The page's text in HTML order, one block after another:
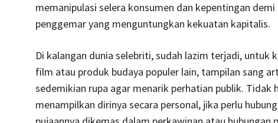
memanipulasi selera konsumen dan kepentingan
penggemar yang menguntungkan kekuatan kapitalis.
Di kalangan dunia selebriti, sudah lazim terjadi, untuk
film atau produk budaya populer lain, tampilan sang
sedemikian rupa agar menarik perhatian publik. Tidak
menampilkan dirinya secara personal, jika perlu